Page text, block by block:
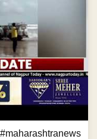
#maharashtranews